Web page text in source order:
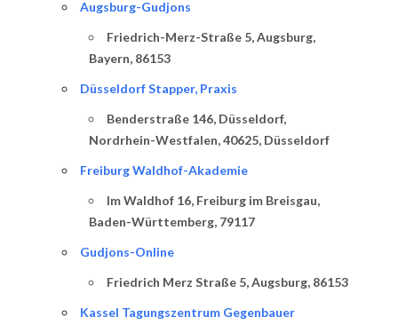
Augsburg-Gudjons
Friedrich-Merz-Straße 5, Augsburg,
Bayern, 86153
Düsseldorf Stapper, Praxis
Benderstraße 146, Düsseldorf,
Nordrhein-Westfalen, 40625, Düsseldorf
Freiburg Waldhof-Akademie
Im Waldhof 16, Freiburg im Breisgau,
Baden-Württemberg, 79117
Gudjons-Online
Friedrich Merz Straße 5, Augsburg, 86153
Kassel Tagungszentrum Gegenbauer